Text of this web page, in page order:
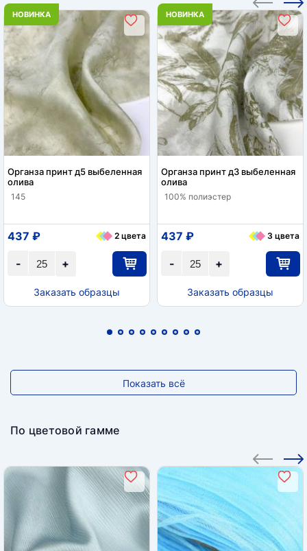
НОВИНКА
Органза принт д5 выбеленная
олива
145
+
-
437 ₽ 2 цвета
Заказать образцы
НОВИНКА
Органза принт д3 выбеленная
олива
100% полиэстер
+
-
437 ₽ 3 цвета
Заказать образцы
Показать всё
По цветовой гамме